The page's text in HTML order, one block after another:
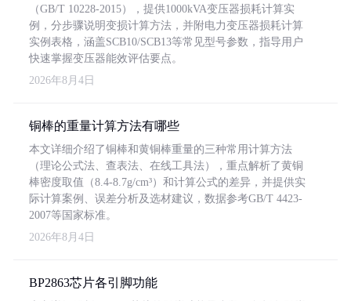
（GB/T 10228-2015），提供1000kVA变压器损耗计算实
例，分步骤说明变损计算方法，并附电力变压器损耗计算
实例表格，涵盖SCB10/SCB13等常见型号参数，指导用户
快速掌握变压器能效评估要点。
2026年8月4日
铜棒的重量计算方法有哪些
本文详细介绍了铜棒和黄铜棒重量的三种常用计算方法
（理论公式法、查表法、在线工具法），重点解析了黄铜
棒密度取值（8.4-8.7g/cm³）和计算公式的差异，并提供实
际计算案例、误差分析及选材建议，数据参考GB/T 4423-
2007等国家标准。
2026年8月4日
BP2863芯片各引脚功能